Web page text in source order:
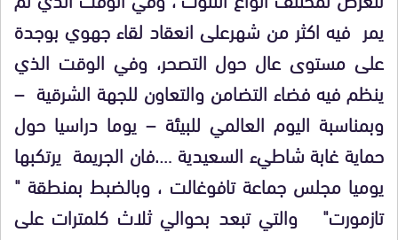
يمر فيه اكثر من شهرعلى انعقاد لقاء جهوي بوجدة
على مستوى عال حول التصحر، وفي الوقت الذي
ينظم فيه فضاء التضامن والتعاون للجهة الشرقية –
وبمناسبة اليوم العالمي للبيئة – يوما دراسيا حول
حماية غابة شاطيء السعيدية ….فان الجريمة يرتكبها
يوميا مجلس جماعة تافوغالت ، وبالضبط بمنطقة "
تازمورت" والتي تبعد بحوالي ثلاث كلمترات على